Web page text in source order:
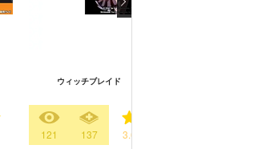
ウィッチブレイド
121 137 3.6